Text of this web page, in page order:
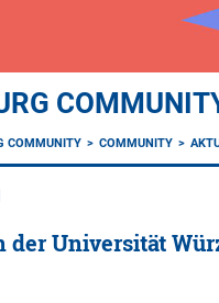
COMMUNITY COMMUNITY
der Universität